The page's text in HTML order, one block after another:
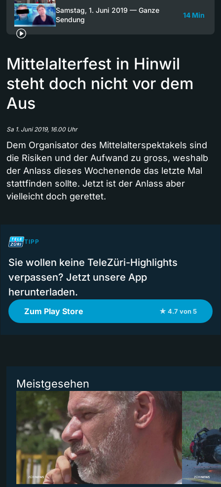
Samstag, 1. Juni 2019 — Ganze
Sendung
14 Min
Mittelalterfest in Hinwil
steht doch nicht vor dem
Aus
Sa 1. Juni 2019, 16.00 Uhr
Dem Organisator des Mittelalterspektakels sind
die Risiken und der Aufwand zu gross, weshalb
der Anlass dieses Wochenende das letzte Mal
stattfinden sollte. Jetzt ist der Anlass aber
vielleicht doch gerettet.
TIPP
Sie wollen keine TeleZüri-Highlights
verpassen? Jetzt unsere App
herunterladen.
Zum Play Store ★ 4.7 von 5
Meistgesehen